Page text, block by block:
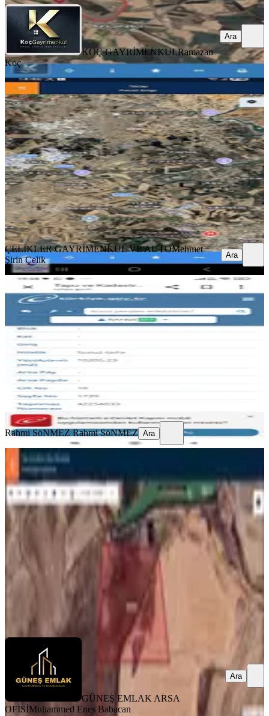
KOÇ GAYRİMENKULRamazan
Koç
Ara
Kadastro Yolu Olan Ve Hertürlü
Yapıya Uygun Satlık Müstakl Arasa
Eğil, Baysu Mahallesi
13594 m²·601/m²·30.04.2026
8.170.000 ₺
ÇELİKLER GAYRİMENKUL VE AUTOMehmet Şirin Çelik
Ara
ÇELİKLER GAYRİMENKUL VE AUTOMehmet
Şirin Çelik
Ara
Sahibinden Satılık Tarla
Ergani, Çukurdere Mahallesi
10000 m²
5.000.000 ₺
Rahmi SöNMEZ Rahmi SöNMEZ
Ara
Rahmi SöNMEZRahmi SöNMEZ Ara
Km De Satılık Metre İşi
Kayapınar, Cücük Mahallesi
220 m²·6.886/m²·08.06.2026
1.515.000 ₺
GÜNEŞ EMLAK ARSA OFİSİMuhammed Enes Babacan
GÜNEŞ EMLAK ARSA
OFİSİMuhammed Enes Babacan
Ara